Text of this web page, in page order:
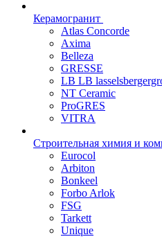
Керамогранит
Atlas Concorde
Axima
Belleza
GRESSE
LB LB
NT Ceramic
ProGRES
VITRA
Строительная химия и
Eurocol
Arbiton
Bonkeel
Forbo Arlok
FSG
Tarkett
Unique